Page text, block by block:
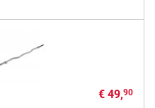
€ 49,90